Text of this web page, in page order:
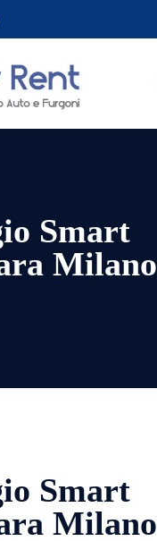
Smart
Milano
Smart
Milano